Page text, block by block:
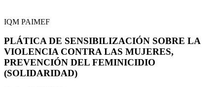
IQM PAIMEF
PLÁTICA DE SENSIBILIZACIÓN SOBRE LA
VIOLENCIA CONTRA LAS MUJERES,
PREVENCIÓN DEL FEMINICIDIO
(SOLIDARIDAD)